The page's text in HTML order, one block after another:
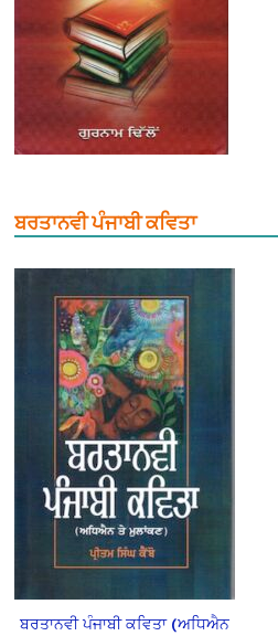
ਬਰਤਾਨਵੀ ਪੰਜਾਬੀ ਕਵਿਤਾ
ਬਰਤਾਨਵੀ ਪੰਜਾਬੀ ਕਵਿਤਾ (ਅਧਿਐਨ